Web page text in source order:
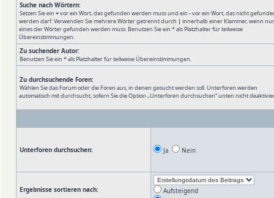
Suche nach Wörtern:
Setzen Sie ein +vor ein Wort, das gefunden werden muss und ein -vor ein Wort, das nicht
werden darf. Verwenden Sie mehrere Wörter getrennt durch | innerhalb einer Klammer, wenn nur
eines der Wörter gefunden werden muss. Benutzen Sie ein * als Platzhalter für teilweise
Übereinstimmungen.
Zu suchender Autor:
Benutzen Sie ein * als Platzhalter für teilweise Übereinstimmungen.
Zu durchsuchende Foren:
Wählen Sie das Forum oder die Foren aus, in denen gesucht werden soll. Unterforen werden
automatisch mit durchsucht, sofern Sie die Option „Unterforen durchsuchen“ unten nicht
Unterforen durchsuchen: Ja Nein
Ergebnisse sortieren nach:
Aufsteigend